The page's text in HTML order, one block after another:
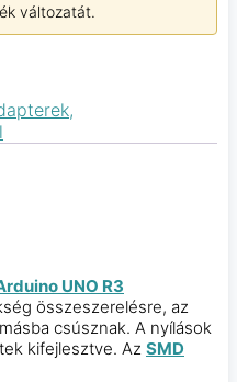
változatát.
UNO R3
összeszerelésre, az
csúsznak. A nyílások
kifejlesztve. Az SMD